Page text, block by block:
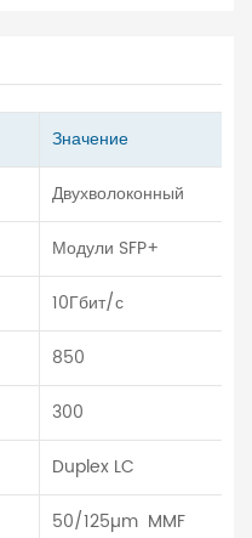
Значение
Двухволоконный
Модули SFP+
10Гбит/с
850
300
Duplex LC
50/125µm MMF